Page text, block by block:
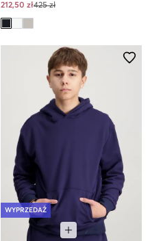
212,50 zł425 zł
WYPRZEDAŻ